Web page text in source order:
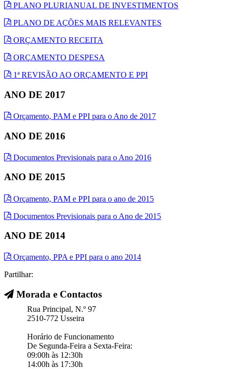
PLANO PLURIANUAL DE INVESTIMENTOS
PLANO DE AÇÕES MAIS RELEVANTES
ORÇAMENTO RECEITA
ORÇAMENTO DESPESA
1ª REVISÃO AO ORÇAMENTO E PPI
ANO DE 2017
Orçamento, PAM e PPI para o Ano de 2017
ANO DE 2016
Documentos Previsionais para o Ano 2016
ANO DE 2015
Orçamento, PAM e PPI para o ano de 2015
Documentos Previsionais para o Ano de 2015
ANO DE 2014
Orçamento, PPA e PPI para o ano 2014
Partilhar:
Morada e Contactos
Rua Principal, N.º 97
2510-772 Usseira
Horário de Funcionamento
De Segunda-Feira a Sexta-Feira:
09:00h às 12:30h
14:00h às 17:30h